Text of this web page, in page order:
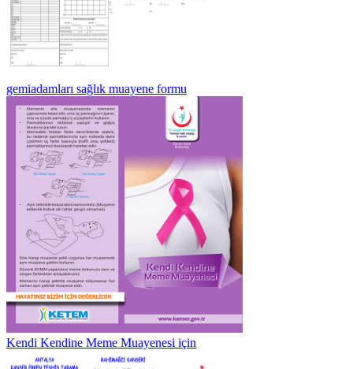
gemiadamları sağlık muayene formu
Kendi Kendine Meme Muayenesi için